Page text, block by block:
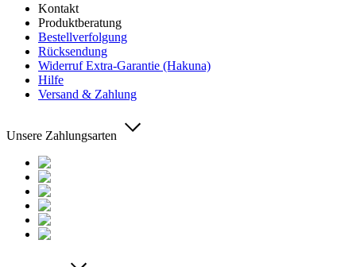
Kontakt
Produktberatung
Bestellverfolgung
Rücksendung
Widerruf Extra-Garantie (Hakuna)
Hilfe
Versand & Zahlung
Unsere Zahlungsarten